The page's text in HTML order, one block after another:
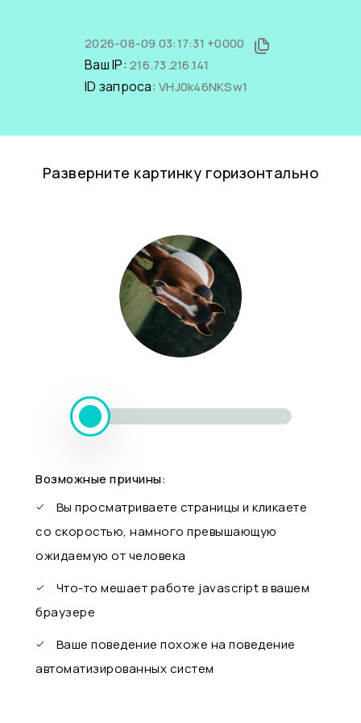
2026-08-09 03:17:31 +0000
Ваш IP: 216.73.216.141
ID запроса: VHJ0k46NKSw1
Разверните картинку горизонтально
Возможные причины:
Вы просматриваете страницы и кликаете
со скоростью, намного превышающую
ожидаемую от человека
Что-то мешает работе javascript в вашем
браузере
Ваше поведение похоже на поведение
автоматизированных систем